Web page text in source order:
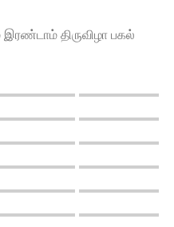
இரண்டாம் திருவிழா பகல்